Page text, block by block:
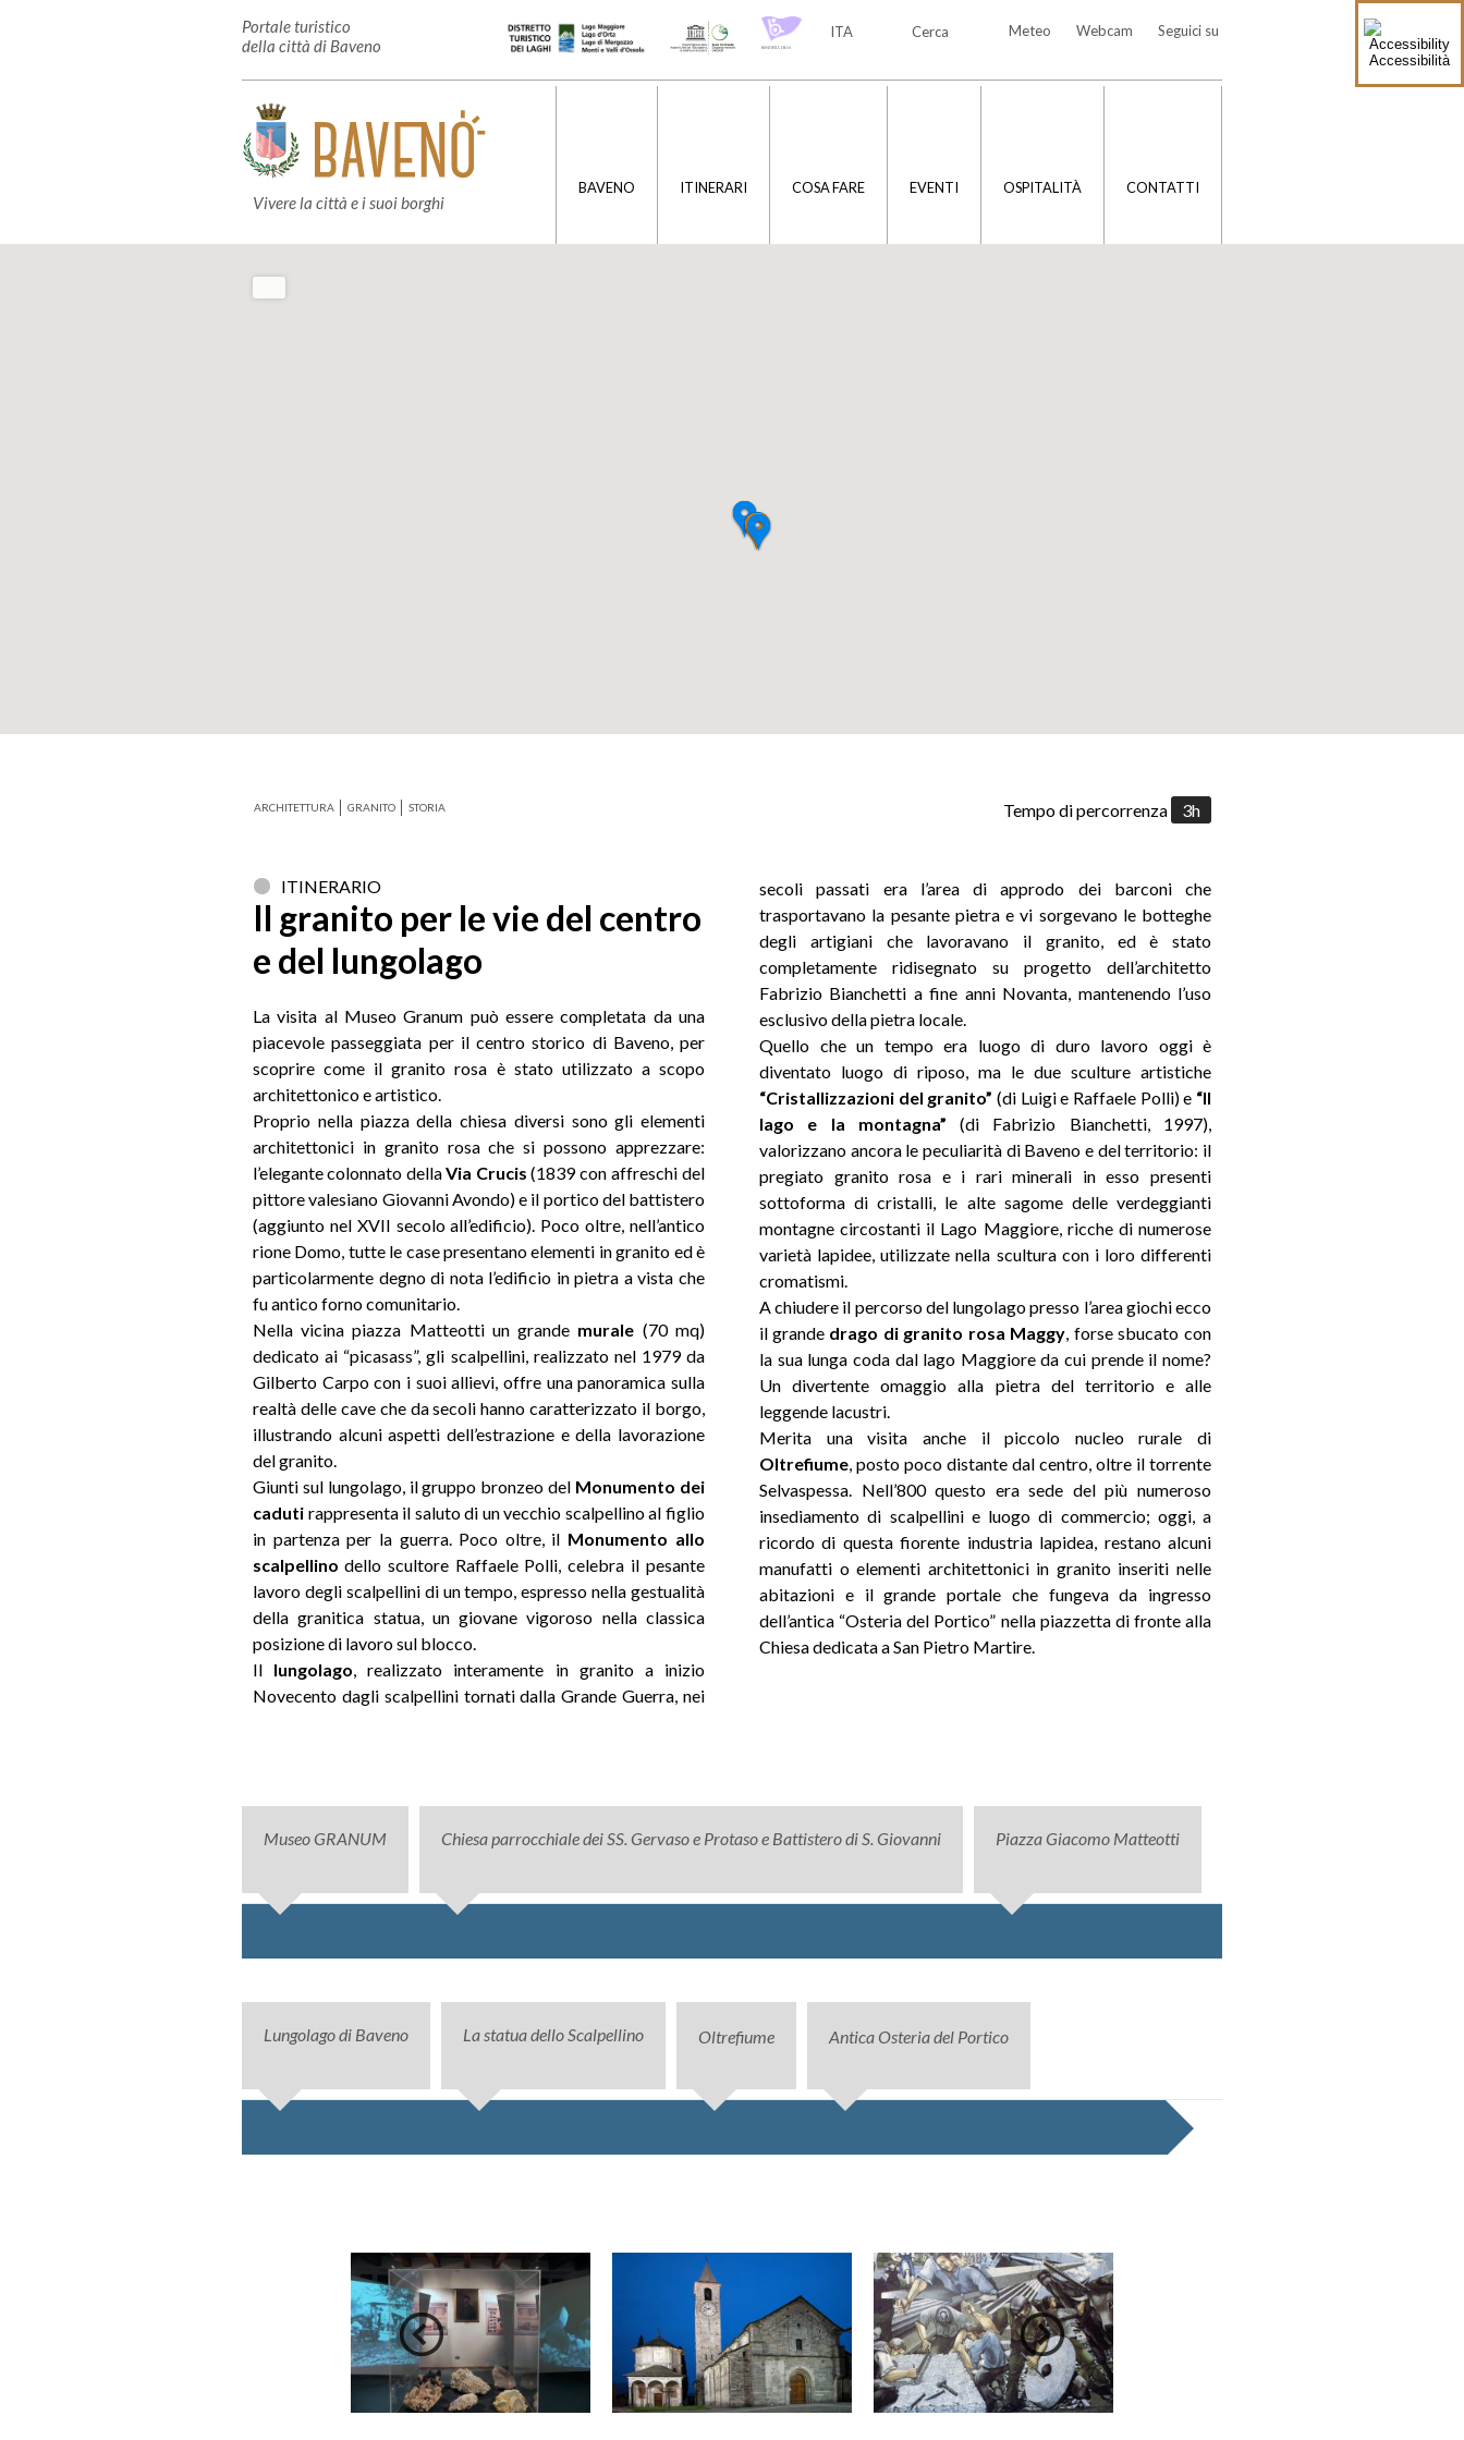
Accessibilità
Portale turistico
della città di Baveno
Seguici su
Webcam
Meteo
Cerca
ITA
Vivere la città e i suoi borghi
BAVENO ITINERARI COSA FARE EVENTI OSPITALITÀ CONTATTI
ARCHITETTURA GRANITO STORIA Tempo di percorrenza 3h
ITINERARIO
Il granito per le vie del centro
e del lungolago
La visita al Museo Granum può essere completata da una
piacevole passeggiata per il centro storico di Baveno, per
scoprire come il granito rosa è stato utilizzato a scopo
architettonico e artistico.
Proprio nella piazza della chiesa diversi sono gli elementi
architettonici in granito rosa che si possono apprezzare:
l’elegante colonnato dellaVia Crucis (1839 con affreschi del
pittore valesiano Giovanni Avondo) e il portico del battistero
(aggiunto nel XVII secolo all’edificio). Poco oltre, nell’antico
rione Domo, tutte le case presentano elementi in granito ed è
particolarmente degno di nota l’edificio in pietra a vista che
fu antico forno comunitario.
Nella vicina piazza Matteotti un grande murale (70 mq)
dedicato ai “picasass”, gli scalpellini, realizzato nel 1979 da
Gilberto Carpo con i suoi allievi, offre una panoramica sulla
realtà delle cave che da secoli hanno caratterizzato il borgo,
illustrando alcuni aspetti dell’estrazione e della lavorazione
del granito.
Giunti sul lungolago, il gruppo bronzeo del Monumento dei
caduti rappresenta il saluto di un vecchio scalpellino al figlio
in partenza per la guerra. Poco oltre, il Monumento allo
scalpellino dello scultore Raffaele Polli, celebra il pesante
lavoro degli scalpellini di un tempo, espresso nella gestualità
della granitica statua, un giovane vigoroso nella classica
posizione di lavoro sul blocco.
Il lungolago, realizzato interamente in granito a inizio
Novecento dagli scalpellini tornati dalla Grande Guerra, nei
secoli passati era l’area di approdo dei barconi che
trasportavano la pesante pietra e vi sorgevano le botteghe
degli artigiani che lavoravano il granito, ed è stato
completamente ridisegnato su progetto dell’architetto
Fabrizio Bianchetti a fine anni Novanta, mantenendo l’uso
esclusivo della pietra locale.
Quello che un tempo era luogo di duro lavoro oggi è
diventato luogo di riposo, ma le due sculture artistiche
“Cristallizzazioni del granito” (di Luigi e Raffaele Polli) e “Il
lago e la montagna” (di Fabrizio Bianchetti, 1997),
valorizzano ancora le peculiarità di Baveno e del territorio: il
pregiato granito rosa e i rari minerali in esso presenti
sottoforma di cristalli, le alte sagome delle verdeggianti
montagne circostanti il Lago Maggiore, ricche di numerose
varietà lapidee, utilizzate nella scultura con i loro differenti
cromatismi.
A chiudere il percorso del lungolago presso l’area giochi ecco
il grande drago di granito rosa Maggy, forse sbucato con
la sua lunga coda dal lago Maggiore da cui prende il nome?
Un divertente omaggio alla pietra del territorio e alle
leggende lacustri.
Merita una visita anche il piccolo nucleo rurale di
Oltrefiume, posto poco distante dal centro, oltre il torrente
Selvaspessa. Nell’800 questo era sede del più numeroso
insediamento di scalpellini e luogo di commercio; oggi, a
ricordo di questa fiorente industria lapidea, restano alcuni
manufatti o elementi architettonici in granito inseriti nelle
abitazioni e il grande portale che fungeva da ingresso
dell’antica “Osteria del Portico” nella piazzetta di fronte alla
Chiesa dedicata a San Pietro Martire.
Museo GRANUM Chiesa parrocchiale dei SS. Gervaso e Protaso e Battistero di S. Giovanni Piazza Giacomo Matteotti
Lungolago di Baveno La statua dello Scalpellino Oltrefiume Antica Osteria del Portico